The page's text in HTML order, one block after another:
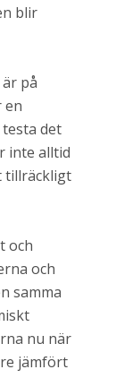
blir
på
en
det
inte alltid
tillräckligt
och
och
samma
nu när
jämfört